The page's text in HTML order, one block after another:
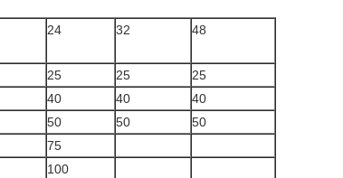
24 32 48
25 25
25
40 40
40
50 50
50
75
100